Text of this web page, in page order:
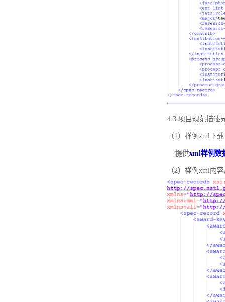
4.3 项目规范描述
（1）样例xml下载
提供xml样例数
（2）样例xml内